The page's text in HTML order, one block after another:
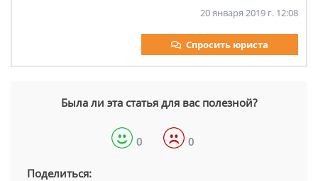
20 января 2019 г. 12:08
Спросить юриста
Была ли эта статья для вас полезной?
0 0
Поделиться: